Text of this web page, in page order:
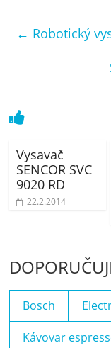
← Robotický
Vysavač
SENCOR SVC
9020 RD
22.2.2014
Bosch
Kávovar